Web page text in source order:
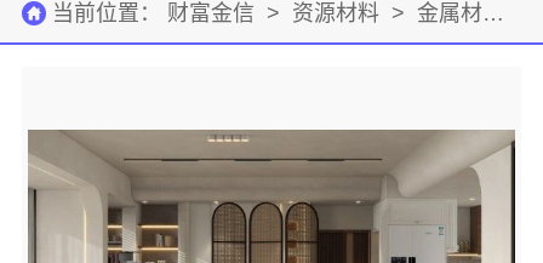
当前位置： 财富金信 > 资源材料 > 金属材料